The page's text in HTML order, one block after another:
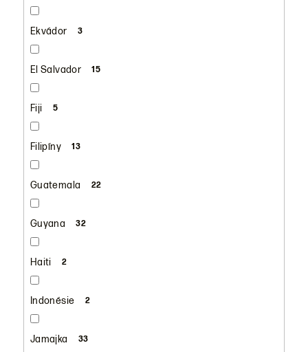
Ekvádor 3
El Salvador 15
Fiji 5
Filipíny 13
Guatemala 22
Guyana 32
Haiti 2
Indonésie 2
Jamajka 33